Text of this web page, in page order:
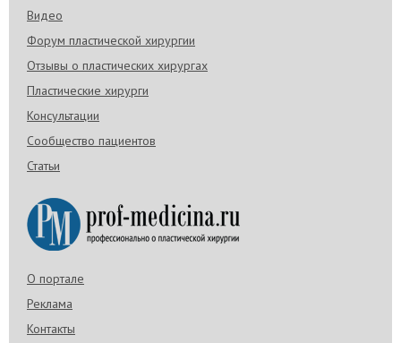
Видео
Форум пластической хирургии
Отзывы о пластических хирургах
Пластические хирурги
Консультации
Сообщество пациентов
Статьи
О портале
Реклама
Контакты